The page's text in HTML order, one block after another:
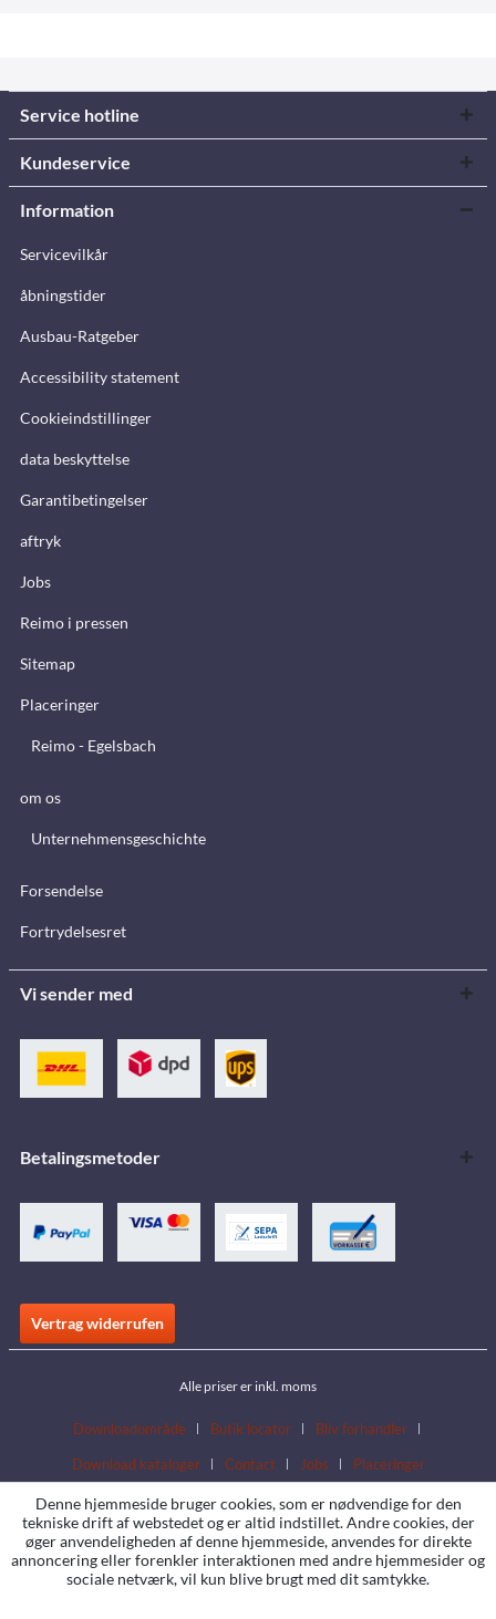
Service hotline
Kundeservice
Information
Servicevilkår
åbningstider
Ausbau-Ratgeber
Accessibility statement
Cookieindstillinger
data beskyttelse
Garantibetingelser
aftryk
Jobs
Reimo i pressen
Sitemap
Placeringer
Reimo - Egelsbach
om os
Unternehmensgeschichte
Forsendelse
Fortrydelsesret
Vi sender med
Betalingsmetoder
Vertrag widerrufen
Alle priser er inkl. moms
Downloadområde Butik locator
Bliv forhandler
Download kataloger
Contact Jobs Placeringer
Denne hjemmeside bruger cookies, som er nødvendige for den
tekniske drift af webstedet og er altid indstillet. Andre cookies, der
øger anvendeligheden af denne hjemmeside, anvendes for direkte
annoncering eller forenkler interaktionen med andre hjemmesider og
sociale netværk, vil kun blive brugt med dit samtykke.